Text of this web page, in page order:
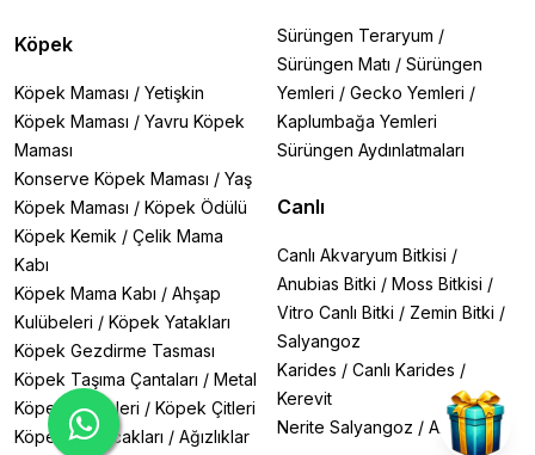
Makro Besinler:
II Makro 500 ml & 200 ml
Mikro Besinler:
I Mikro 200 ml
Komple Gübreler:
All In One Boost 500 ml & 200 ml
All In One Golden 500 ml & 200 ml
All In One Lean 500 ml & 200 ml
All In One Red 500 ml & 200 ml
Pratik Çözüm:
Kapsül Gübre 125 Adet
4. Özel Katkılar:
Iron 500 ml:Bitkileriniz için demir takviyesi
Neden Masterline?
Köpek
Köpek Maması / Yetişkin
Köpek Maması / Yavru Köpek
Maması
Konserve Köpek Maması / Yaş
Köpek Maması / Köpek Ödülü
Köpek Kemik / Çelik Mama
Kabı
Köpek Mama Kabı / Ahşap
Kulübeleri / Köpek Yatakları
Köpek Gezdirme Tasması
Köpek Taşıma Çantaları / Metal
Köpek Kafesleri / Köpek Çitleri
Köpek Oyuncakları / Ağızlıklar
Sürüngen Teraryum /
Sürüngen Matı / Sürüngen
Yemleri / Gecko Yemleri /
Kaplumbağa Yemleri
Sürüngen Aydınlatmaları
Canlı
Canlı Akvaryum Bitkisi /
Anubias Bitki / Moss Bitkisi /
Vitro Canlı Bitki / Zemin Bitki /
Salyangoz
Karides / Canlı Karides /
Kerevit
Nerite Salyangoz / Axolotl